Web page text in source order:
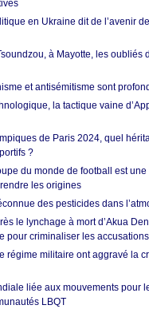
en Ukraine dit de l’avenir
à Mayotte, les oubliés
et antisémitisme sont
la tactique vaine
de Paris 2024, quel
?
du monde de football est une
les origines
des pesticides dans
le lynchage à mort d’Akua
pour criminaliser les
régime militaire ont aggravé la
liée aux mouvements pour
LBQT